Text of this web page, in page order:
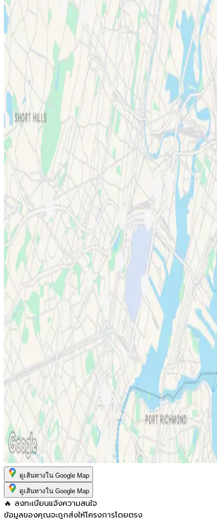
ดูเส้นทางใน Google Map
ดูเส้นทางใน Google Map
🔥 ลงทะเบียนแจ้งความสนใจ
ข้อมูลของคุณจะถูกส่งให้โครงการโดยตรง